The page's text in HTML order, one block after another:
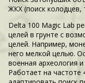
ЖКХ (поиск колодцев,
Delta 100 Magic Lab
целей в грунте с
целей. Например,
него мелкой целью.
военная археология
Работает на частоте